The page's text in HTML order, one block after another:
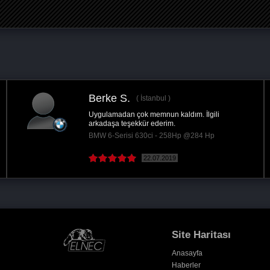
her adımında bilgi
değerdi. Uygulama...
105Hp @130 Hp
2 tane aracıma yazılım
gercekten işini çok güzel
Chevrolet Captiva 2.0 VCDi
Site Haritası
Anasayfa
Haberler